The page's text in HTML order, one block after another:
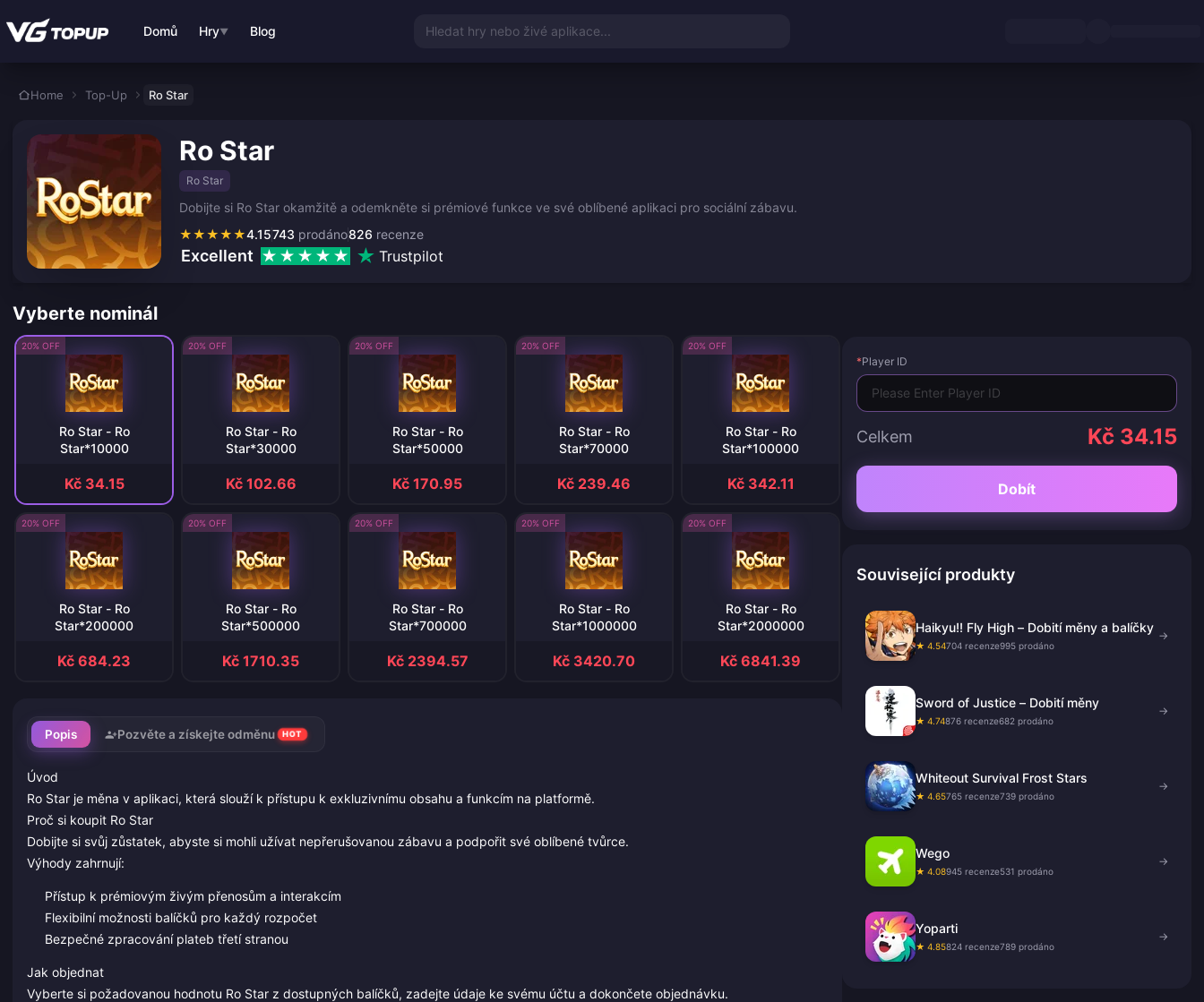
Domů Hry▼ Blog Hledat hry nebo živé aplikace...
Home Top-Up Ro Star
Ro Star
Ro Star
Dobijte si Ro Star okamžitě a odemkněte si prémiové funkce ve své oblíbené aplikaci pro sociální zábavu.
★★★★★4.15 826 recenze
743 prodáno
Excellent Trustpilot
Vyberte nominál
20% OFF
Ro Star - Ro
Star*10000
Kč 34.15
20% OFF
Ro Star - Ro
Star*30000
Kč 102.66
20% OFF
Ro Star - Ro
Star*50000
Kč 170.95
20% OFF
Ro Star - Ro
Star*70000
Kč 239.46
20% OFF
Ro Star - Ro
Star*100000
Kč 342.11
20% OFF
Ro Star - Ro
Star*200000
Kč 684.23
20% OFF
Ro Star - Ro
Star*500000
Kč 1710.35
20% OFF
Ro Star - Ro
Star*700000
Kč 2394.57
20% OFF
Ro Star - Ro
Star*1000000
Kč 3420.70
20% OFF
Ro Star - Ro
Star*2000000
Kč 6841.39
Popis Pozvěte a získejte odměnu HOT
Úvod
Ro Star je měna v aplikaci, která slouží k přístupu k exkluzivnímu obsahu a funkcím na platformě.
Proč si koupit Ro Star
Dobijte si svůj zůstatek, abyste si mohli užívat nepřerušovanou zábavu a podpořit své oblíbené tvůrce.
Výhody zahrnují:
Přístup k prémiovým živým přenosům a interakcím
Flexibilní možnosti balíčků pro každý rozpočet
Bezpečné zpracování plateb třetí stranou
Jak objednat
Vyberte si požadovanou hodnotu Ro Star z dostupných balíčků, zadejte údaje ke svému účtu a dokončete objednávku.
*Player ID
Celkem Kč 34.15
Dobít
Související produkty
Haikyu!! Fly High – Dobití měny a balíčky
★ 4.54704 recenze995 prodáno
→
Sword of Justice – Dobití měny
★ 4.74876 recenze682 prodáno
→
Whiteout Survival Frost Stars
★ 4.65765 recenze739 prodáno
→
Wego
★ 4.08945 recenze531 prodáno
→
Yoparti
★ 4.85824 recenze789 prodáno
→